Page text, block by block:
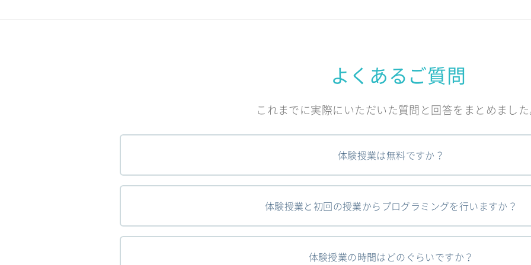
よくあるご質問
これまでに実際にいただいた質問と回答をまとめまし
体験授業は無料ですか？
体験授業と初回の授業からプログラミングを行いますか？
体験授業の時間はどのぐらいですか？